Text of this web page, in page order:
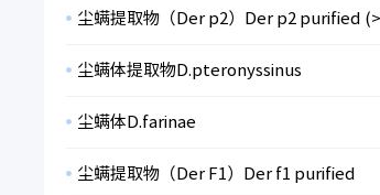
尘螨提取物（Der p2）Der p2 purified
尘螨体提取物D.pteronyssinus
尘螨体D.farinae
尘螨提取物（Der F1）Der f1 purified